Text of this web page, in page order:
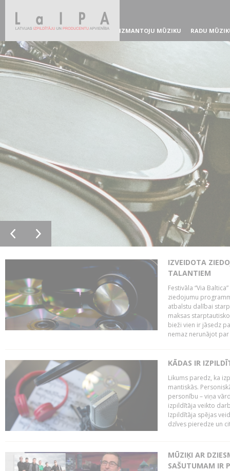
IZMANTOJU MŪZIKU RADU
IZVEIDOTA
TALANTIEM
Festivāla “Via
ziedojumu
atbalstu dalībai
maksas
bieži vien ir jāsedz
nemaz nerunājot
KĀDAS IR
Likums paredz, ka
mantiskās.
personību – viņa
izpildītāja veikto
Izpildītāja spējas
dzīves pieredze un
MŪZIĶI AR
SAŠUTUMAM IR